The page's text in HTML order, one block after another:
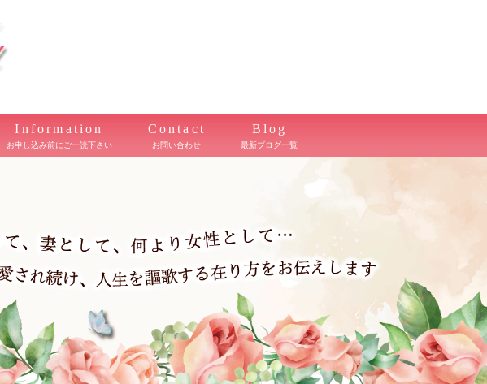
Information
お申し込み前にご一読下さい
Contact
お問い合わせ
Blog
最新ブログ一覧